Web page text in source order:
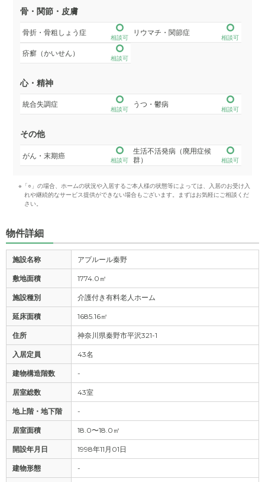
骨・関節・皮膚
骨折・骨粗しょう症
相談可
リウマチ・関節症
相談可
疥癬（かいせん）
相談可
心・精神
統合失調症
相談可
うつ・鬱病
相談可
その他
がん・末期癌
相談可
生活不活発病（廃用症候
群）
相談可
※「○」の場合、ホームの状況や入居するご本人様の状態等によっては、入居のお受け入
れや継続的なサービス提供ができない場合もございます。まずはお気軽にご相談くだ
さい。
物件詳細
施設名称 アプルール秦野
敷地面積 1774.0㎡
施設種別 介護付き有料老人ホーム
延床面積 1685.16㎡
住所 神奈川県秦野市平沢321-1
入居定員 43名
建物構造階数 -
居室総数 43室
地上階・地下階 -
居室面積 18.0〜18.0㎡
開設年月日 1998年11月01日
建物形態 -